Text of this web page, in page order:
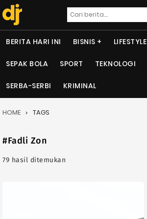
BERITA HARI INI BISNIS LIFESTYLE
SEPAK BOLA SPORT TEKNOLOGI
SERBA-SERBI KRIMINAL
HOME TAGS
#Fadli Zon
79 hasil ditemukan